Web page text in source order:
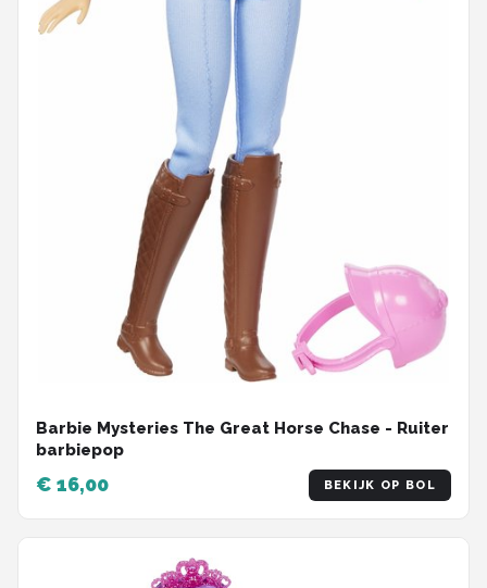
Barbie Mysteries The Great Horse Chase - Ruiter
barbiepop
€ 16,00 BEKIJK OP BOL